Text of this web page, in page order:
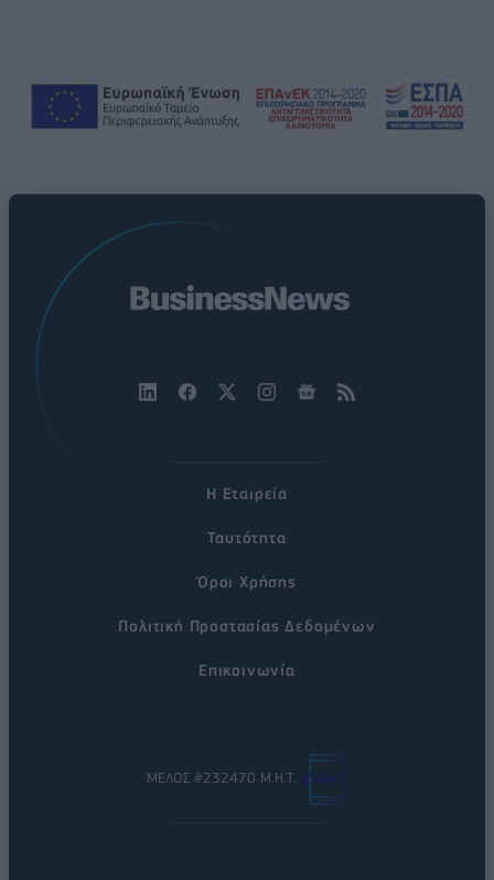
Η Εταιρεία
Ταυτότητα
Όροι Χρήσης
Πολιτική Προστασίας Δεδομένων
Επικοινωνία
ΜΕΛΟΣ #232470 Μ.Η.Τ.